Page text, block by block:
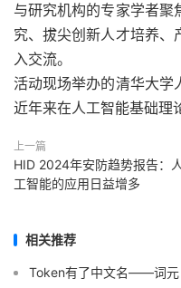
与研究机构的专家学者聚
究、拔尖创新人才培养、
入交流。
活动现场举办的清华大学
近年来在人工智能基础理
上一篇
HID 2024年安防趋势报告：人
工智能的应用日益增多
相关推荐
Token有了中文名——词元